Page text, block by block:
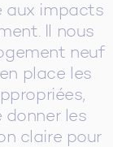
aux impacts
Il nous
neuf
place les
donner les
claire pour